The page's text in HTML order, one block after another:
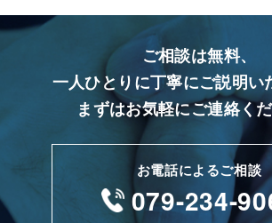
ご相談は無料、
一人ひとりに丁寧にご説明い
まずはお気軽にご連絡くだ
お電話によるご相談
079-234-